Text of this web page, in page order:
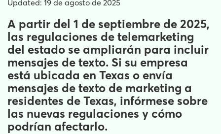
Updated: 19 de agosto de 2025
A partir del 1 de septiembre de 2025,
las regulaciones de telemarketing
del estado se ampliarán para incluir
mensajes de texto. Si su empresa
está ubicada en Texas o envía
mensajes de texto de marketing a
residentes de Texas, infórmese sobre
las nuevas regulaciones y cómo
podrían afectarlo.